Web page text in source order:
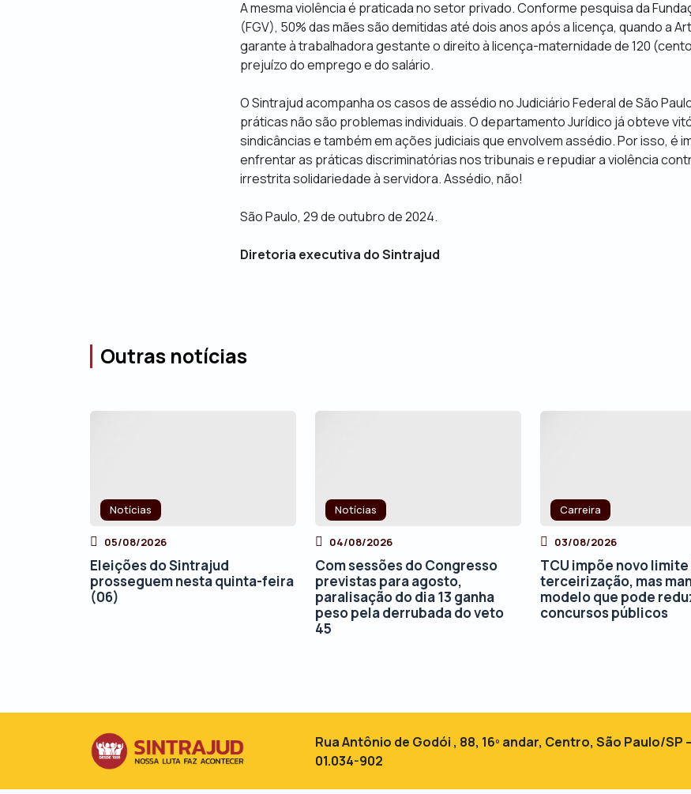
A mesma violência é praticada no setor privado. Conforme pesquisa da
(FGV), 50% das mães são demitidas até dois anos após a licença, quando a
garante à trabalhadora gestante o direito à licença-maternidade de 120
prejuízo do emprego e do salário.
O Sintrajud acompanha os casos de assédio no Judiciário Federal de São
práticas não são problemas individuais. O departamento Jurídico já obteve
sindicâncias e também em ações judiciais que envolvem assédio. Por isso, é
enfrentar as práticas discriminatórias nos tribunais e repudiar a violência
irrestrita solidariedade à servidora. Assédio, não!
São Paulo, 29 de outubro de 2024.
Diretoria executiva do Sintrajud
Outras notícias
Notícias
05/08/2026
Eleições do Sintrajud
prosseguem nesta quinta-feira
(06)
Notícias
04/08/2026
Com sessões do Congresso
previstas para agosto,
paralisação do dia 13 ganha
peso pela derrubada do veto
45
Carreira
03/08/2026
TCU impõe novo limite
terceirização, mas
modelo que pode
concursos públicos
Rua Antônio de Godói , 88, 16º andar, Centro, São Paulo/SP
01.034-902